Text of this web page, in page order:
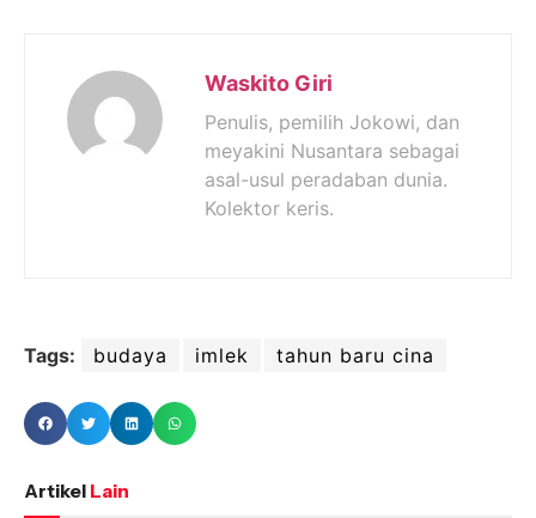
Waskito Giri
Penulis, pemilih Jokowi, dan
meyakini Nusantara sebagai
asal-usul peradaban dunia.
Kolektor keris.
Tags: budaya imlek tahun baru cina
Artikel Lain